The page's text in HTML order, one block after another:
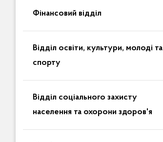
Фінансовий відділ
Відділ освіти, культури, молоді та
спорту
Відділ соціального захисту
населення та охорони здоров'я